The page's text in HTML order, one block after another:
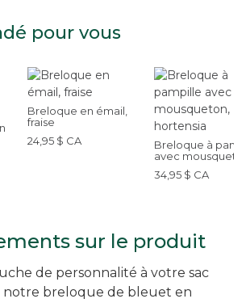
pour vous
Breloque en émail,
fraise
24,95 $ CA
Breloque à
avec
hortensia
34,95 $ CA
sur le produit
de personnalité à votre sac
notre breloque de bleuet en